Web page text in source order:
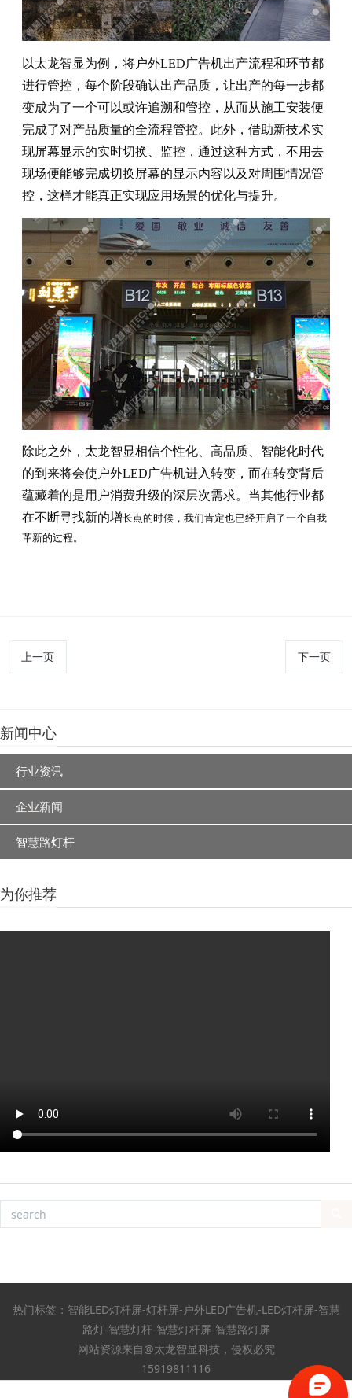
以太龙智显为例，将户外LED广告机出产流程和环节都
进行管控，每个阶段确认出产品质，让出产的每一步都
变成为了一个可以或许追溯和管控，从而从施工安装便
完成了对产品质量的全流程管控。此外，借助新技术实
现屏幕显示的实时切换、监控，通过这种方式，不用去
现场便能够完成切换屏幕的显示内容以及对周围情况管
控，这样才能真正实现应用场景的优化与提升。
除此之外，太龙智显相信个性化、高品质、智能化时代
的到来将会使户外LED广告机进入转变，而在转变背后
蕴藏着的是用户消费升级的深层次需求。当其他行业都
在不断寻找新的增长点的时候，我们肯定也已经开启了一个自我
革新的过程。
上一页 下一页
新闻中心
行业资讯
企业新闻
智慧路灯杆
为你推荐
热门标签：智能LED灯杆屏-灯杆屏-户外LED广告机-LED灯杆屏-智慧
路灯-智慧灯杆-智慧灯杆屏-智慧路灯屏
网站资源来自@太龙智显科技，侵权必究
15919811116